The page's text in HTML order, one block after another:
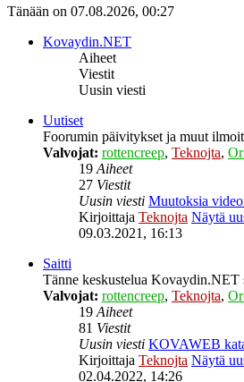
Tänään on 07.08.2026, 00:27
Kovaydin.NET
Aiheet
Viestit
Uusin viesti
Uutiset
Foorumin päivitykset ja muut
Valvojat: rottencreep, Teknojta,
19Aiheet
27 Viestit
Uusin viesti Muutoksia
Kirjoittaja Teknojta Näytä
09.03.2021, 16:13
Saitti
Tänne keskustelua Kovaydin.NET
Valvojat: rottencreep, Teknojta,
19Aiheet
81 Viestit
Uusin viesti KOVAWEB
Kirjoittaja Teknojta Näytä
02.04.2022, 14:26